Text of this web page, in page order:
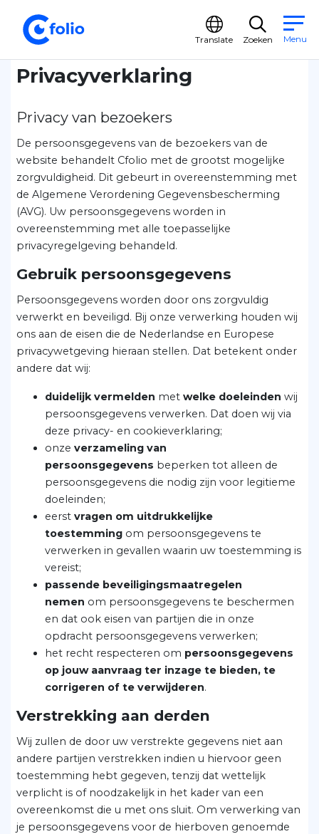
Menu
Zoeken
Translate
Privacyverklaring
Privacy van bezoekers
De persoonsgegevens van de bezoekers van de
website behandelt Cfolio met de grootst mogelijke
zorgvuldigheid. Dit gebeurt in overeenstemming met
de Algemene Verordening Gegevensbescherming
(AVG). Uw persoonsgegevens worden in
overeenstemming met alle toepasselijke
privacyregelgeving behandeld.
Gebruik persoonsgegevens
Persoonsgegevens worden door ons zorgvuldig
verwerkt en beveiligd. Bij onze verwerking houden wij
ons aan de eisen die de Nederlandse en Europese
privacywetgeving hieraan stellen. Dat betekent onder
andere dat wij:
duidelijk vermelden met welke doeleinden wij
persoonsgegevens verwerken. Dat doen wij via
deze privacy- en cookieverklaring;
onze verzameling van
persoonsgegevens beperken tot alleen de
persoonsgegevens die nodig zijn voor legitieme
doeleinden;
eerst vragen om uitdrukkelijke
toestemming om persoonsgegevens te
verwerken in gevallen waarin uw toestemming is
vereist;
passende beveiligingsmaatregelen
nemen om persoonsgegevens te beschermen
en dat ook eisen van partijen die in onze
opdracht persoonsgegevens verwerken;
het recht respecteren om persoonsgegevens
op jouw aanvraag ter inzage te bieden, te
corrigeren of te verwijderen.
Verstrekking aan derden
Wij zullen de door uw verstrekte gegevens niet aan
andere partijen verstrekken indien u hiervoor geen
toestemming hebt gegeven, tenzij dat wettelijk
verplicht is of noodzakelijk in het kader van een
overeenkomst die u met ons sluit. Om verwerking van
je persoonsgegevens voor de hierboven genoemde